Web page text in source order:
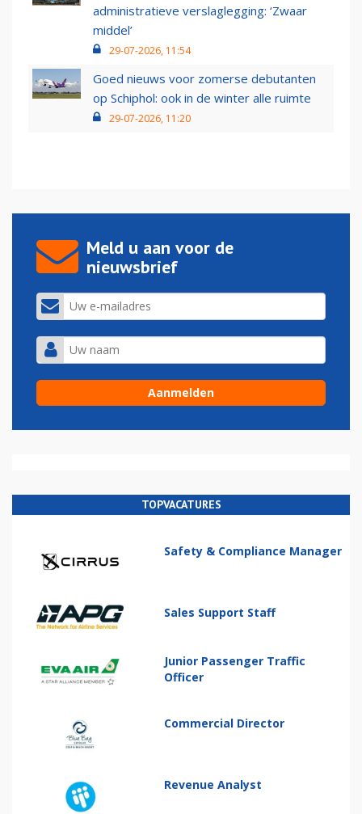
administratieve verslaglegging: ‘Zwaar
middel’
29-07-2026, 11:54
Goed nieuws voor zomerse debutanten
op Schiphol: ook in de winter alle ruimte
29-07-2026, 11:20
Meld u aan voor de
nieuwsbrief
TOPVACATURES
Safety & Compliance Manager
Sales Support Staff
Junior Passenger Traffic
Officer
Commercial Director
Revenue Analyst